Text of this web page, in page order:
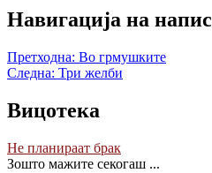
Навигација на напис
Претходна: Во грмушките
Следна: Три желби
Вицотека
Не планираат брак
Зошто мажите секогаш ...